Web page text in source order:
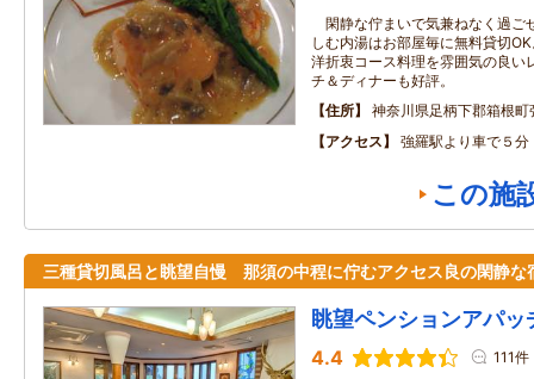
閑静な佇まいで気兼ねなく過ご
しむ内湯はお部屋毎に無料貸切
洋折衷コース料理を雰囲気の良い
チ＆ディナーも好評。
住所
神奈川県足柄下郡箱根町
アクセス
強羅駅より車で５分
この施
三種貸切風呂と眺望自慢 那須の中程に佇むアクセス良の閑静
眺望ペンションアパッ
4.4 111件